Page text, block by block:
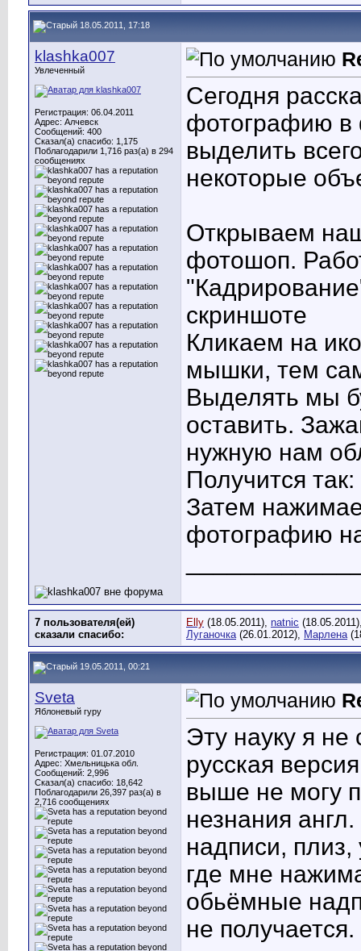
18.05.2011, 17:18
klashka007
Увлеченный
Регистрация: 06.04.2011
Адрес: Алчевск
Сообщений: 400
Сказал(а) спасибо: 1,175
Поблагодарили 1,716 раз(а) в 294
сообщениях
Сегодня
фотографию в
выделить
некоторые
Открываем
фотошоп.
скриншоте
Кликаем на
мышки, тем
Выделять мы
оставить.
нужную нам
Получится так:
Затем
фотографию
7 пользователя(ей)
сказали cпасибо:
Elly (18.05.2011), natnic
Луганочка(26.01.2012), Марлена
19.05.2011, 00:21
Sveta
Яблоневый гуру
Регистрация: 01.07.2010
Адрес: Хмельницька обл.
Сообщений: 2,996
Сказал(а) спасибо: 18,642
Поблагодарили 26,397 раз(а) в
2,716 сообщениях
Эту науку я не
русская
выше не могу
незнания
надписи, плиз,
где мне
обьёмные
не